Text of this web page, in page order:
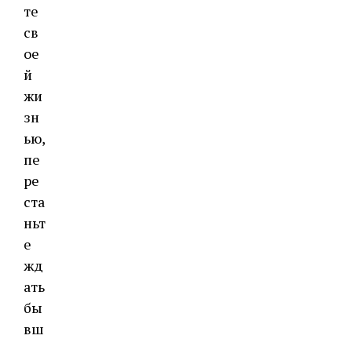
те
св
ое
й
жи
зн
ью,
пе
ре
ста
ньт
е
жд
ать
бы
вш